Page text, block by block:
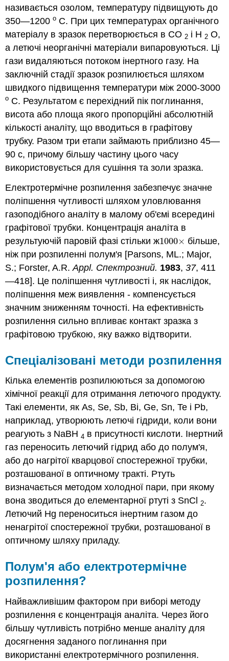
називається озолом, температуру підвищують до
350—1200o С. При цих температурах органічного
матеріалу в зразок перетворюється в СО 2 і Н 2 О,
а летючі неорганічні матеріали випаровуються. Ці
гази видаляються потоком інертного газу. На
заключній стадії зразок розпилюється шляхом
швидкого підвищення температури між 2000-3000
o С. Результатом є перехідний пік поглинання,
висота або площа якого пропорційні абсолютній
кількості аналіту, що вводиться в графітову
трубку. Разом три етапи займають приблизно 45—
90 с, причому більшу частину цього часу
використовується для сушіння та золи зразка.
Електротермічне розпилення забезпечує значне
поліпшення чутливості шляхом уловлювання
газоподібного аналіту в малому об'ємі всередині
графітової трубки. Концентрація аналіта в
результуючій паровій фазі стільки ж1000×
1000× більше,
ніж при розпиленні полум'я [Parsons, ML.; Major,
S.; Forster, A.R.Appl. Спектрозний. 1983,37, 411
—418]. Це поліпшення чутливості і, як наслідок,
поліпшення меж виявлення - компенсується
значним зниженням точності. На ефективність
розпилення сильно впливає контакт зразка з
графітовою трубкою, яку важко відтворити.
Спеціалізовані методи розпилення
Кілька елементів розпилюються за допомогою
хімічної реакції для отримання летючого продукту.
Такі елементи, як As, Se, Sb, Bi, Ge, Sn, Te і Pb,
наприклад, утворюють летючі гідриди, коли вони
реагують з NaBH 4 в присутності кислоти. Інертний
газ переносить летючий гідрид або до полум'я,
або до нагрітої кварцової спостережної трубки,
розташованої в оптичному тракті. Ртуть
визначається методом холодної пари, при якому
вона зводиться до елементарної ртуті з SnCl
2.
Летючий Hg переноситься інертним газом до
ненагрітої спостережної трубки, розташованої в
оптичному шляху приладу.
Полум'я або електротермічне
розпилення?
Найважливішим фактором при виборі методу
розпилення є концентрація аналіта. Через його
більшу чутливість потрібно менше аналіту для
досягнення заданого поглинання при
використанні електротермічного розпилення.